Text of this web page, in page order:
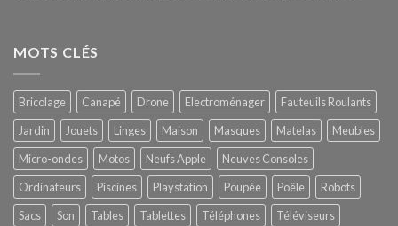
MOTS CLÉS
Bricolage Canapé Drone Electroménager
Fauteuils Roulants
Jardin
Jouets Linges Maison Masques Matelas
Meubles
Micro-ondes
Motos Neufs Apple
Neuves Consoles
Ordinateurs
Piscines Playstation Poupée Poêle
Robots
Sacs
Son Tables Tablettes Téléphones
Téléviseurs